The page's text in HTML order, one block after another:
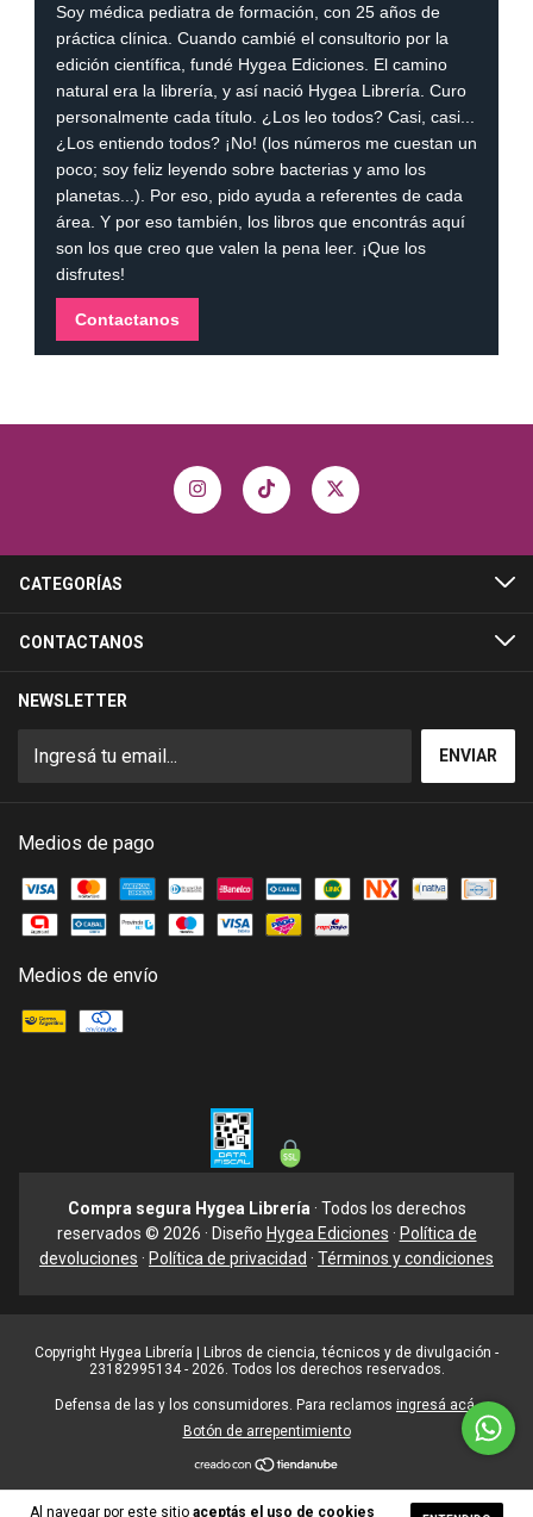
Al navegar por este sitio aceptás el uso de cookies
Soy médica pediatra de formación, con 25 años de
práctica clínica. Cuando cambié el consultorio por la
edición científica, fundé Hygea Ediciones. El camino
natural era la librería, y así nació Hygea Librería. Curo
personalmente cada título. ¿Los leo todos? Casi, casi...
¿Los entiendo todos? ¡No! (los números me cuestan un
poco; soy feliz leyendo sobre bacterias y amo los
planetas...). Por eso, pido ayuda a referentes de cada
área. Y por eso también, los libros que encontrás aquí
son los que creo que valen la pena leer. ¡Que los
disfrutes!
Contactanos
CATEGORÍAS
CONTACTANOS
NEWSLETTER
Medios de pago
Medios de envío
Compra segura Hygea Librería · Todos los derechos
reservados © 2026 · Diseño Hygea Ediciones · Política de
devoluciones · Política de privacidad · Términos y condiciones
Copyright Hygea Librería | Libros de ciencia, técnicos y de divulgación -
23182995134 - 2026. Todos los derechos reservados.
Defensa de las y los consumidores. Para reclamos ingresá acá.
Botón de arrepentimiento